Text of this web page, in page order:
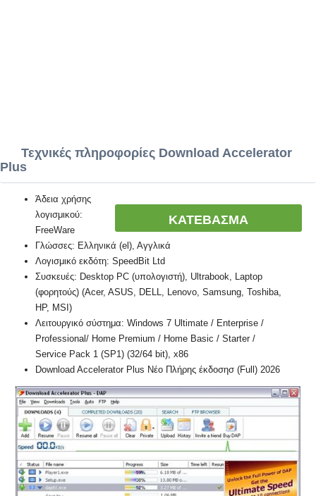
Τεχνικές πληροφορίες Download Accelerator
Plus
ΚΑΤΕΒΑΣΜΑ
Άδεια χρήσης
λογισμικού:
FreeWare
Γλώσσες: Ελληνικά (el), Αγγλικά
Λογισμικό εκδότη: SpeedBit Ltd
Συσκευές: Desktop PC (υπολογιστή), Ultrabook, Laptop
(φορητούς) (Acer, ASUS, DELL, Lenovo, Samsung, Toshiba,
HP, MSI)
Λειτουργικό σύστημα: Windows 7 Ultimate / Enterprise /
Professional/ Home Premium / Home Basic / Starter /
Service Pack 1 (SP1) (32/64 bit), x86
Download Accelerator Plus Νέο Πλήρης έκδοσησ (Full) 2026